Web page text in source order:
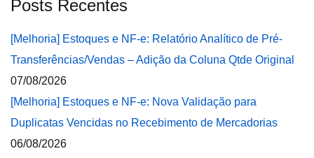
Posts Recentes
[Melhoria] Estoques e NF-e: Relatório Analítico de Pré-
Transferências/Vendas – Adição da Coluna Qtde Original
07/08/2026
[Melhoria] Estoques e NF-e: Nova Validação para
Duplicatas Vencidas no Recebimento de Mercadorias
06/08/2026